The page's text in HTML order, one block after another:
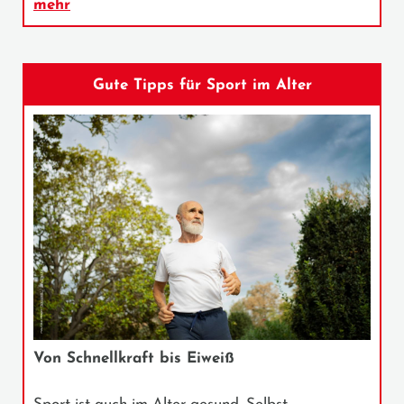
mehr
Gute Tipps für Sport im Alter
Von Schnellkraft bis Eiweiß